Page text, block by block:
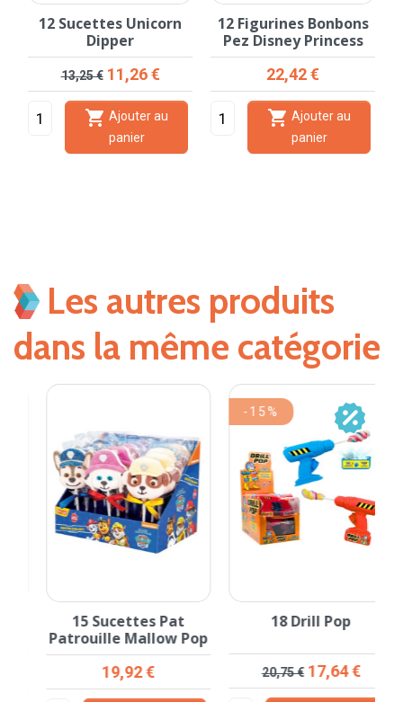
12 Sucettes Unicorn
Dipper
Prix de base
13,25 € Prix
11,26 €
 Ajouter au
panier
12 Figurines Bonbons
Pez Disney Princess
Prix
22,42 €
 Ajouter au
panier
Les autres produits
dans la même catégorie
15 Sucettes Pat
Patrouille Mallow Pop
Prix
19,92 €
18 Drill Pop
Prix de base
20,75 €Prix
17,64 €
-15%